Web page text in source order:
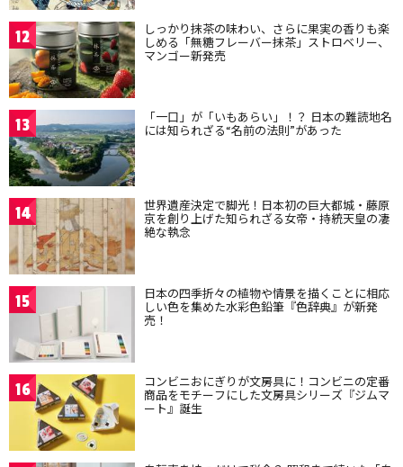
12 しっかり抹茶の味わい、さらに果実の香りも楽
しめる「無糖フレーバー抹茶」ストロベリー、
マンゴー新発売
13 「一口」が「いもあらい」！？ 日本の難読地名
には知られざる“名前の法則”があった
14 世界遺産決定で脚光！日本初の巨大都城・藤原
京を創り上げた知られざる女帝・持統天皇の凄
絶な執念
15 日本の四季折々の植物や情景を描くことに相応
しい色を集めた水彩色鉛筆『色辞典』が新発
売！
16 コンビニおにぎりが文房具に！コンビニの定番
商品をモチーフにした文房具シリーズ『ジムマ
ート』誕生